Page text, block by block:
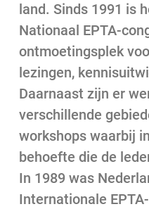
land. Sinds 1991 is
Nationaal EPTA-
ontmoetingsplek
lezingen,
Daarnaast zijn er
verschillende
workshops waarbij
behoefte die de
In 1989 was
Internationale